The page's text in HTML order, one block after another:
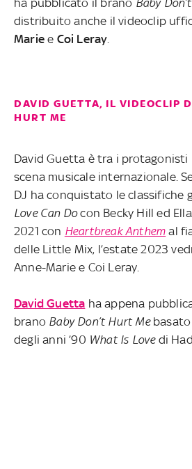
distribuito anche il videoclip
Marie e Coi Leray
DAVID GUETTA, IL VIDEOCLIP
HURT ME
David Guetta è tra i protagonisti
scena musicale internazionale.
DJ ha conquistato le classifiche
Love Can Docon Becky Hill ed
2021 con Heartbreak Anthem al
delle Little Mix, l’estate 2023
Anne-Marie e Coi Leray.
David Guetta ha appena
brano Baby Don’t Hurt Me
degli anni ’90 What Is Lovedi